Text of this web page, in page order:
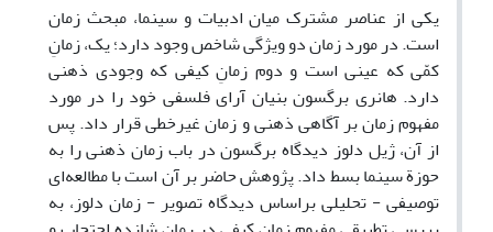
یکی از عناصر مشترک میان ادبیات و سینما، مبحث زمان
است. در مورد زمان دو ویژگی شاخص وجود دارد؛ یک، زمانِ
کمّی که عینی است و دوم زمانِ کیفی که وجودی ذهنی
دارد. هانری برگسون بنیان آرای فلسفی خود را در مورد
مفهوم زمان بر آگاهی ذهنی و زمان غیرخطی قرار داد. پس
از آن، ژیل دلوز دیدگاه برگسون در باب زمان ذهنی را به
حوزة سینما بسط داد. پژوهش حاضر بر آن است با مطالعه‌ای
توصیفی - تحلیلی براساس دیدگاه تصویر - زمان دلوز، به